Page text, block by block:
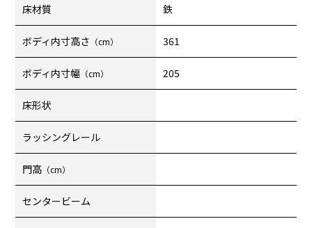
床材質 鉄
ボディ内寸高さ （cm） 361
ボディ内寸幅 （cm） 205
床形状
ラッシングレール
門高 （cm）
センタービーム